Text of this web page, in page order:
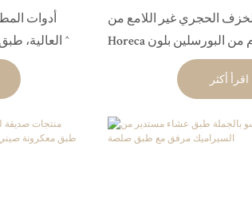
أدوات
العالية، طبق من البورسلين الأبيض للأطباق ^
الحجري غير اللامع من
Horeca طقم أواني طعام من البورسلين بلون
اقرأ أكثر